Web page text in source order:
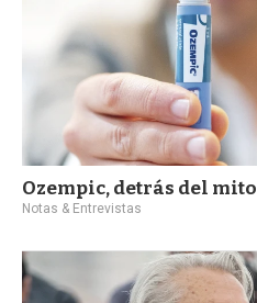
Ozempic, detrás del mito
Notas & Entrevistas